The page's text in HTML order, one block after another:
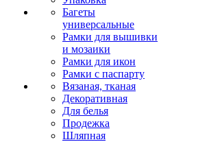
Багеты
универсальные
Рамки для вышивки
и мозаики
Рамки для икон
Рамки с паспарту
Вязаная, тканая
Декоративная
Для белья
Продежка
Шляпная